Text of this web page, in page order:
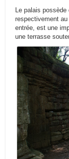
Le palais
respectivement
entrée, est une
une terrasse